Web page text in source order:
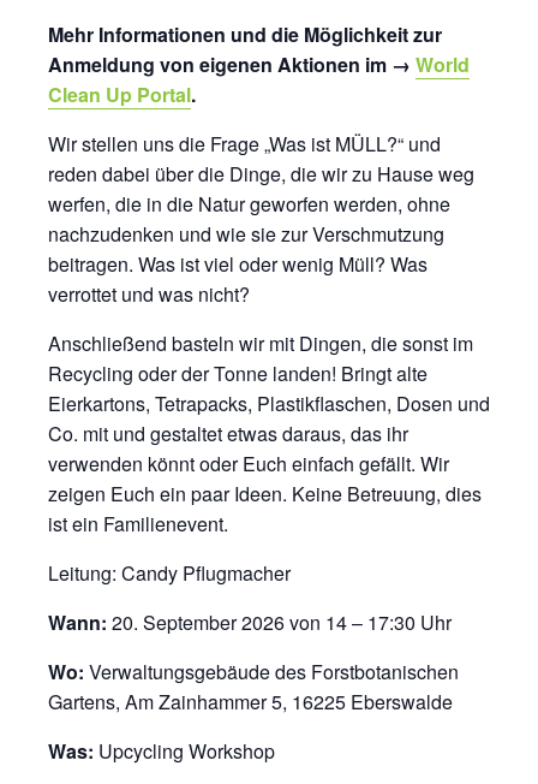
Mehr Informationen und die Möglichkeit zur
Anmeldung von eigenen Aktionen im → World
Clean Up Portal.
Wir stellen uns die Frage „Was ist MÜLL?“ und
reden dabei über die Dinge, die wir zu Hause weg
werfen, die in die Natur geworfen werden, ohne
nachzudenken und wie sie zur Verschmutzung
beitragen. Was ist viel oder wenig Müll? Was
verrottet und was nicht?
Anschließend basteln wir mit Dingen, die sonst im
Recycling oder der Tonne landen! Bringt alte
Eierkartons, Tetrapacks, Plastikflaschen, Dosen und
Co. mit und gestaltet etwas daraus, das ihr
verwenden könnt oder Euch einfach gefällt. Wir
zeigen Euch ein paar Ideen. Keine Betreuung, dies
ist ein Familienevent.
Leitung: Candy Pflugmacher
Wann: 20. September 2026 von 14 – 17:30 Uhr
Wo: Verwaltungsgebäude des Forstbotanischen
Gartens, Am Zainhammer 5, 16225 Eberswalde
Was: Upcycling Workshop